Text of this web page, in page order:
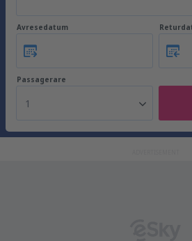
Avresedatum
Passagerare
1